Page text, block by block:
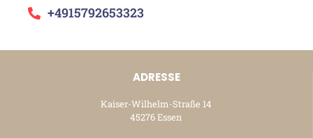
+4915792653323
ADRESSE
Kaiser-Wilhelm-Straße 14
45276 Essen